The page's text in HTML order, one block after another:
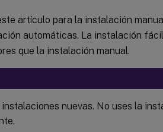
artículo para la instalación
automáticas. La instalación
que la instalación manual.
nuevas. No uses la